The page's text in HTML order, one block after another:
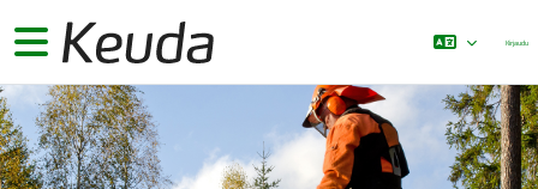
Sivupaneeli Kirjaudu